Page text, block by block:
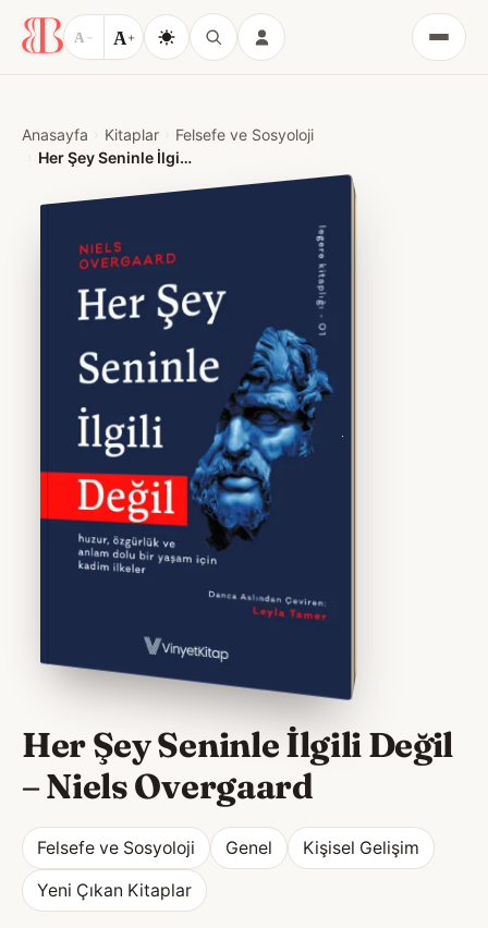
A − A+
Menü
Anasayfa Kitaplar
Felsefe ve Sosyoloji
Her Şey Seninle İlgili Değil
Her Şey Seninle İlgili Değil
–Niels Overgaard
Felsefe ve Sosyoloji Genel Kişisel Gelişim
Yeni Çıkan Kitaplar